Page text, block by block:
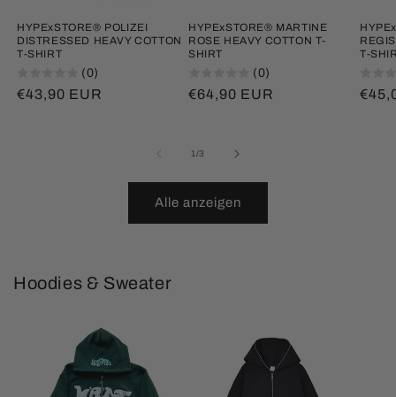
HYPExSTORE® POLIZEI
DISTRESSED HEAVY COTTON
T-SHIRT
(0)
Normaler
€43,90 EUR
HYPExSTORE® MARTINE
ROSE HEAVY COTTON T-
SHIRT
(0)
Normaler
€64,90 EUR
T-
1 /von
3
Alle anzeigen
Hoodies & Sweater